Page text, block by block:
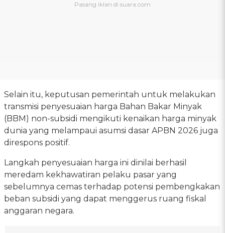
Selain itu, keputusan pemerintah untuk melakukan
transmisi penyesuaian harga Bahan Bakar Minyak
(BBM) non-subsidi mengikuti kenaikan harga minyak
dunia yang melampaui asumsi dasar APBN 2026 juga
direspons positif.
Langkah penyesuaian harga ini dinilai berhasil
meredam kekhawatiran pelaku pasar yang
sebelumnya cemas terhadap potensi pembengkakan
beban subsidi yang dapat menggerus ruang fiskal
anggaran negara.